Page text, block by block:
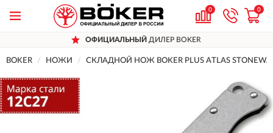
0 0
ОФИЦИАЛЬНЫЙ ДИЛЕР BOKER
BOKER НОЖИ СКЛАДНОЙ НОЖ BOKER PLUS ATLAS